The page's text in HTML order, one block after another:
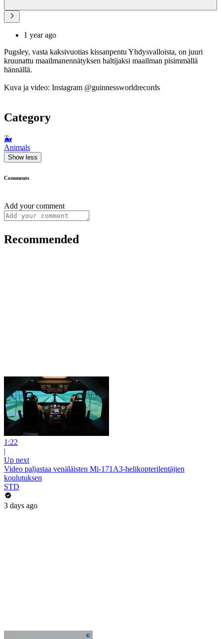
1 year ago
Pugsley, vasta kaksivuotias kissanpentu Yhdysvalloista, on juuri
kruunattu maailmanennätyksen haltijaksi maailman pisimmällä
hännällä.
Kuva ja video: Instagram @guinnessworldrecords
Category
🐳
Animals
Show less
Comments
Add your comment
Recommended
1:22
|
Up next
Video paljastaa venäläisten Mi-171A3-helikopterilentäjien
koulutuksen
STD
3 days ago